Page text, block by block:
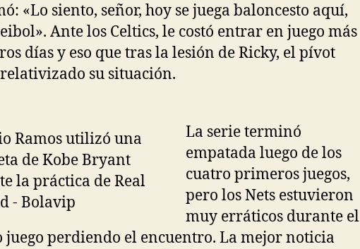
«Lo siento, señor, hoy se juega baloncesto aquí,
Ante los Celtics, le costó entrar en juego más
días y eso que tras la lesión de Ricky, el pívot
su situación.
La serie terminó
empatada luego de los
cuatro primeros juegos,
pero los Nets estuvieron
muy erráticos durante el
juego perdiendo el encuentro. La mejor noticia